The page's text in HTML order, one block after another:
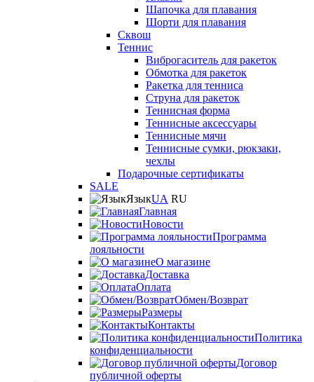
Шапочка для плавания
Шорти для плавания
Сквош
Теннис
Виброгаситель для ракеток
Обмотка для ракеток
Ракетка для тенниса
Струна для ракеток
Теннисная форма
Теннисные аксессуары
Теннисные мячи
Теннисные сумки, рюкзаки,
чехлы
Подарочные сертификаты
SALE
ЯзыкUA RU
Главная
Новости
Программа
лояльности
О магазине
Доставка
Оплата
Обмен/Возврат
Размеры
Контакты
Политика
конфиденциальности
Договор
публичной оферты